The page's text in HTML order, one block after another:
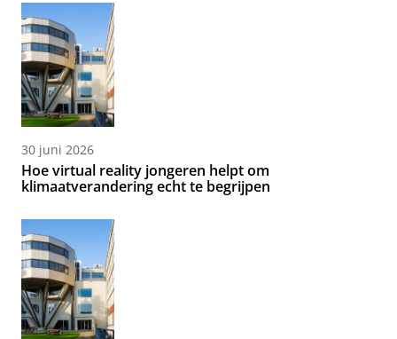
30 juni 2026
Hoe virtual reality jongeren helpt om
klimaatverandering echt te begrijpen